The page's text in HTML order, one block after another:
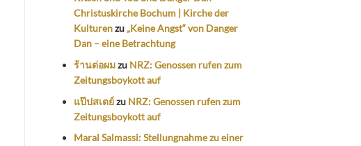
Christuskirche Bochum | Kirche der
Kulturenzu „Keine Angst“ von Danger
Dan – eine Betrachtung
ร้านต่อผมzu NRZ: Genossen rufen zum
Zeitungsboykott auf
แป๊ปสเตย์zu NRZ: Genossen rufen zum
Zeitungsboykott auf
Maral Salmassi: Stellungnahme zu einer